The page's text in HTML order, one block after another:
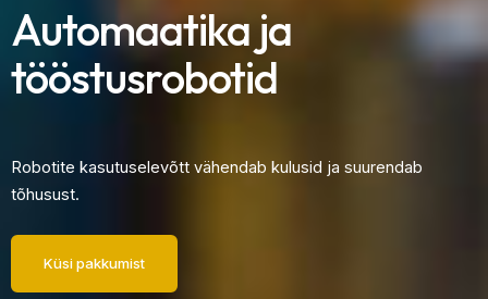
Automaatika ja
tööstusrobotid
Robotite kasutuselevõtt vähendab kulusid ja suurendab
tõhusust.
Küsi pakkumist